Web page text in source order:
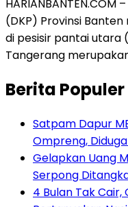
(DKP) Provinsi
di pesisir pantai
Tangerang
Berita Populer
Satpam Dapur
Ompreng,
Gelapkan Uang
Serpong
4 Bulan Tak